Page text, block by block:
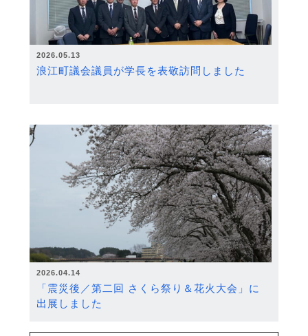
2026.05.13
浪江町議会議員が学長を表敬訪問しました
2026.04.14
「震災後／第二回 さくら祭り＆花火大会」に
出展しました